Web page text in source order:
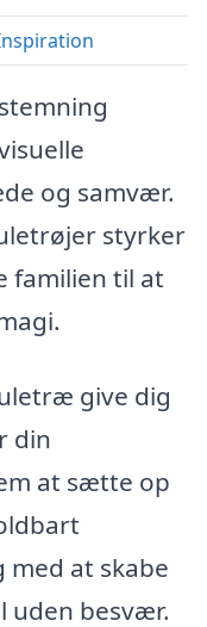
og samvær.
styrker
familien til at
give dig
din
at sætte op
at skabe
uden besvær.